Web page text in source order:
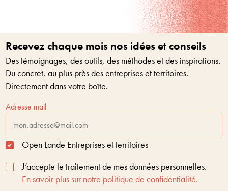
Recevez chaque mois nos idées et conseils
Des témoignages, des outils, des méthodes et des inspirations.
Du concret, au plus près des entreprises et territoires.
Directement dans votre boîte.
Adresse mail
Open Lande Entreprises et territoires
J’accepte le traitement de mes données personnelles.
En savoir plus sur notre politique de confidentialité.